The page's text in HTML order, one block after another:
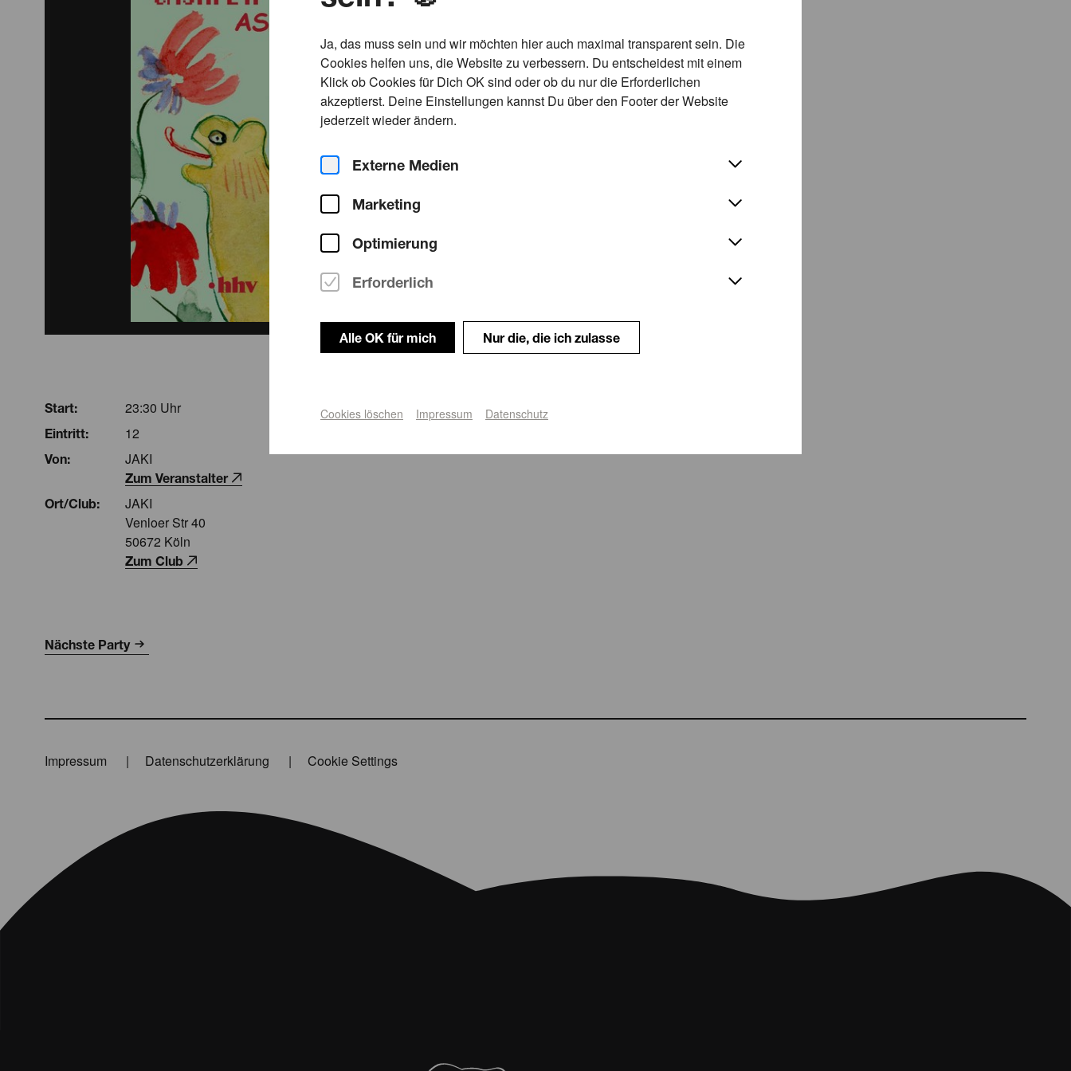
Ja, das muss sein und wir möchten hier auch maximal transparent sein. Die
Cookies helfen uns, die Website zu verbessern. Du entscheidest mit einem
Klick ob Cookies für Dich OK sind oder ob du nur die Erforderlichen
akzeptierst. Deine Einstellungen kannst Du über den Footer der Website
jederzeit wieder ändern.
Externe Medien
Marketing
Optimierung
Erforderlich
Alle OK für mich Nur die, die ich zulasse
Cookies löschen Impressum Datenschutz
Start: 23:30 Uhr
Eintritt: 12
Von: JAKI
Zum Veranstalter
Ort/Club:
JAKI
Venloer Str 40
50672 Köln
Zum Club
Nächste Party
Impressum Datenschutzerklärung Cookie Settings